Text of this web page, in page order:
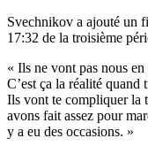
Svechnikov a ajouté un
17:32 de la troisième
« Ils ne vont pas nous
C’est ça la réalité
Ils vont te compliquer la
avons fait assez pour
y a eu des occasions. »